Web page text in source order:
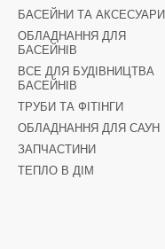
БАСЕЙНИ ТА АКСЕСУАРИ
ОБЛАДНАННЯ ДЛЯ
БАСЕЙНІВ
ВСЕ ДЛЯ БУДІВНИЦТВА
БАСЕЙНІВ
ТРУБИ ТА ФІТІНГИ
ОБЛАДНАННЯ ДЛЯ САУН
ЗАПЧАСТИНИ
ТЕПЛО В ДІМ